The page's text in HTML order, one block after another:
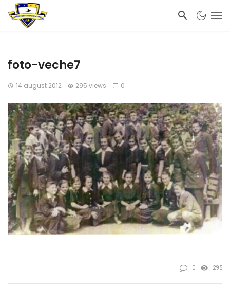
foto-veche7
14 august 2012 295 views 0
0 295